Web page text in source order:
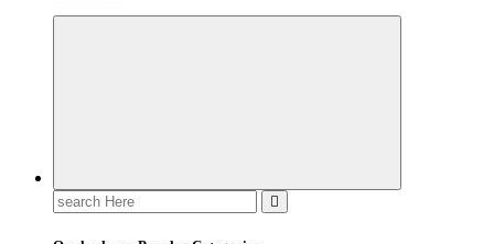
Search
for: